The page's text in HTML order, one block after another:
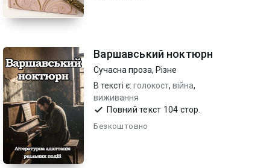
Варшавський ноктюрн
Сучасна проза, Різне
В тексті є:голокост,війна,
виживання
Повний текст 104 стор.
Безкоштовно